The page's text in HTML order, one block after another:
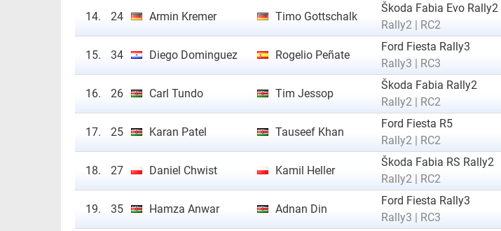
14. 24 Armin Kremer Timo Gottschalk
Škoda Fabia Evo Rally2
Rally2 | RC2
15. 34 Diego Dominguez Rogelio Peñate
Ford Fiesta Rally3
Rally3 | RC3
16. 26 Carl Tundo Tim Jessop
Škoda Fabia Rally2
Rally2 | RC2
17. 25 Karan Patel Tauseef Khan
Ford Fiesta R5
Rally2 | RC2
18. 27 Daniel Chwist Kamil Heller
Škoda Fabia RS Rally2
Rally2 | RC2
19. 35 Hamza Anwar Adnan Din
Ford Fiesta Rally3
Rally3 | RC3